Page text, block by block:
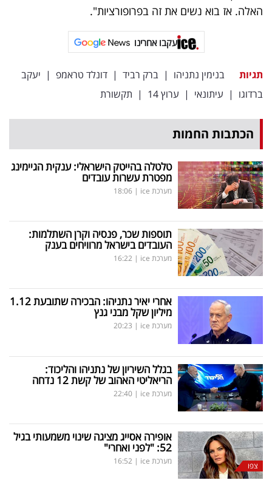
האלה. אז בוא נשים את זה בפרופורציות".
עקבו אחרינו
תגיות בנימין נתניהו | ברק רביד | דונלד טראמפ | יעקב
ברדוגו | עיתונאי | ערוץ 14 | תקשורת
הכתבות החמות
טלטלה בהייטק הישראלי: ענקית הגיימינג
מפטרת עשרות עובדים
מערכת ice |
18:06
תוספות שכר, פנסיה וקרן השתלמות:
העובדים בישראל מרוויחים בענק
מערכת ice |
16:22
אחרי יאיר נתניהו: הבכירה שתובעת 1.12
מיליון שקל מבני גנץ
מערכת ice |
20:23
בגלל השיריון של נתניהו והליכוד:
הריאליטי האהוב של קשת 12 נדחה
מערכת ice |
22:40
צפו
אופירה אסייג מציגה שינוי משמעותי בגיל
52: "לפני ואחרי"
מערכת ice |
16:52